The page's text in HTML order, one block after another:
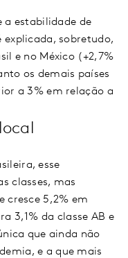
a estabilidade de
sobretudo,
e no México (+2,7%
os demais países
a 3% em relação a
esse
classes, mas
cresce 5,2% em
3,1% da classe AB e
que ainda não
e a que mais